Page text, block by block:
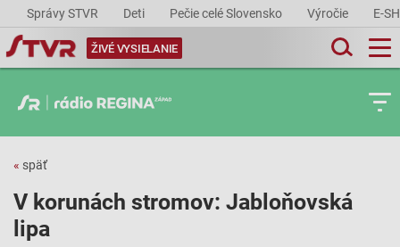
Správy STVR Deti Pečie celé Slovensko Výročie E-
ŽIVÉ VYSIELANIE
« späť
V korunách stromov: Jabloňovská
lipa